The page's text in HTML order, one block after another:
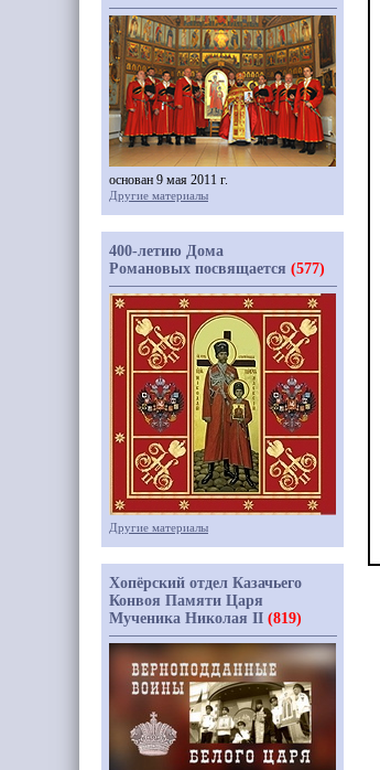
основан 9 мая 2011 г.
Другие материалы
400-летию Дома
Романовых посвящается (577)
Другие материалы
Хопёрский отдел Казачьего
Конвоя Памяти Царя
Мученика Николая II (819)